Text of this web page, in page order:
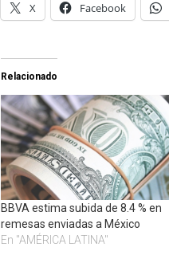
X Facebook
Relacionado
BBVA estima subida de 8.4 % en
remesas enviadas a México
En "AMÉRICA LATINA"